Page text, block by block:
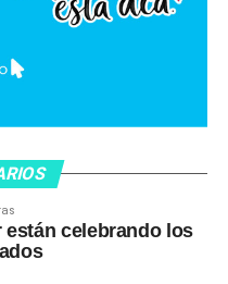
están celebrando los